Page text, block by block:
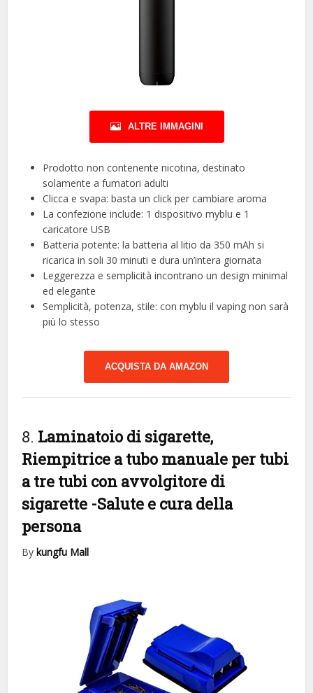
ALTRE IMMAGINI
Prodotto non contenente nicotina, destinato
solamente a fumatori adulti
Clicca e svapa: basta un click per cambiare aroma
La confezione include: 1 dispositivo myblu e 1
caricatore USB
Batteria potente: la batteria al litio da 350 mAh si
ricarica in soli 30 minuti e dura un’intera giornata
Leggerezza e semplicità incontrano un design minimal
ed elegante
Semplicità, potenza, stile: con myblu il vaping non sarà
più lo stesso
ACQUISTA DA AMAZON
8. Laminatoio di sigarette,
Riempitrice a tubo manuale per tubi
a tre tubi con avvolgitore di
sigarette -Salute e cura della
persona
By kungfu Mall